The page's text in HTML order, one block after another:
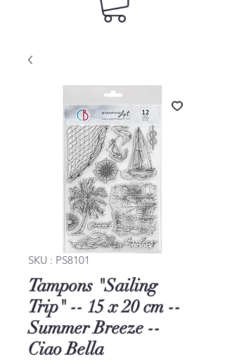
SKU : PS8101
Tampons "Sailing
Trip" -- 15 x 20 cm --
Summer Breeze --
Ciao Bella